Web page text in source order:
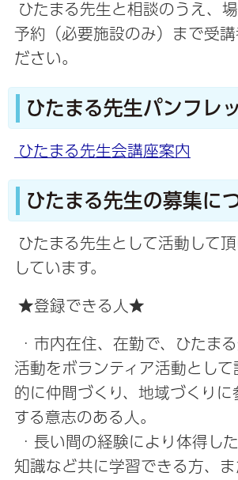
ひたまる先生と相談のうえ、
予約（必要施設のみ）まで受講
ださい。
ひたまる先生パンフレ
ひたまる先生会講座案内
ひたまる先生の募集に
ひたまる先生として活動して
しています。
★登録できる人★
・市内在住、在勤で、ひたま
活動をボランティア活動とし
的に仲間づくり、地域づくりに
する意志のある人。
・長い間の経験により体得し
知識など共に学習できる方、ま